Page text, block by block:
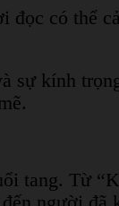
có thể
sự kính
tang. Từ